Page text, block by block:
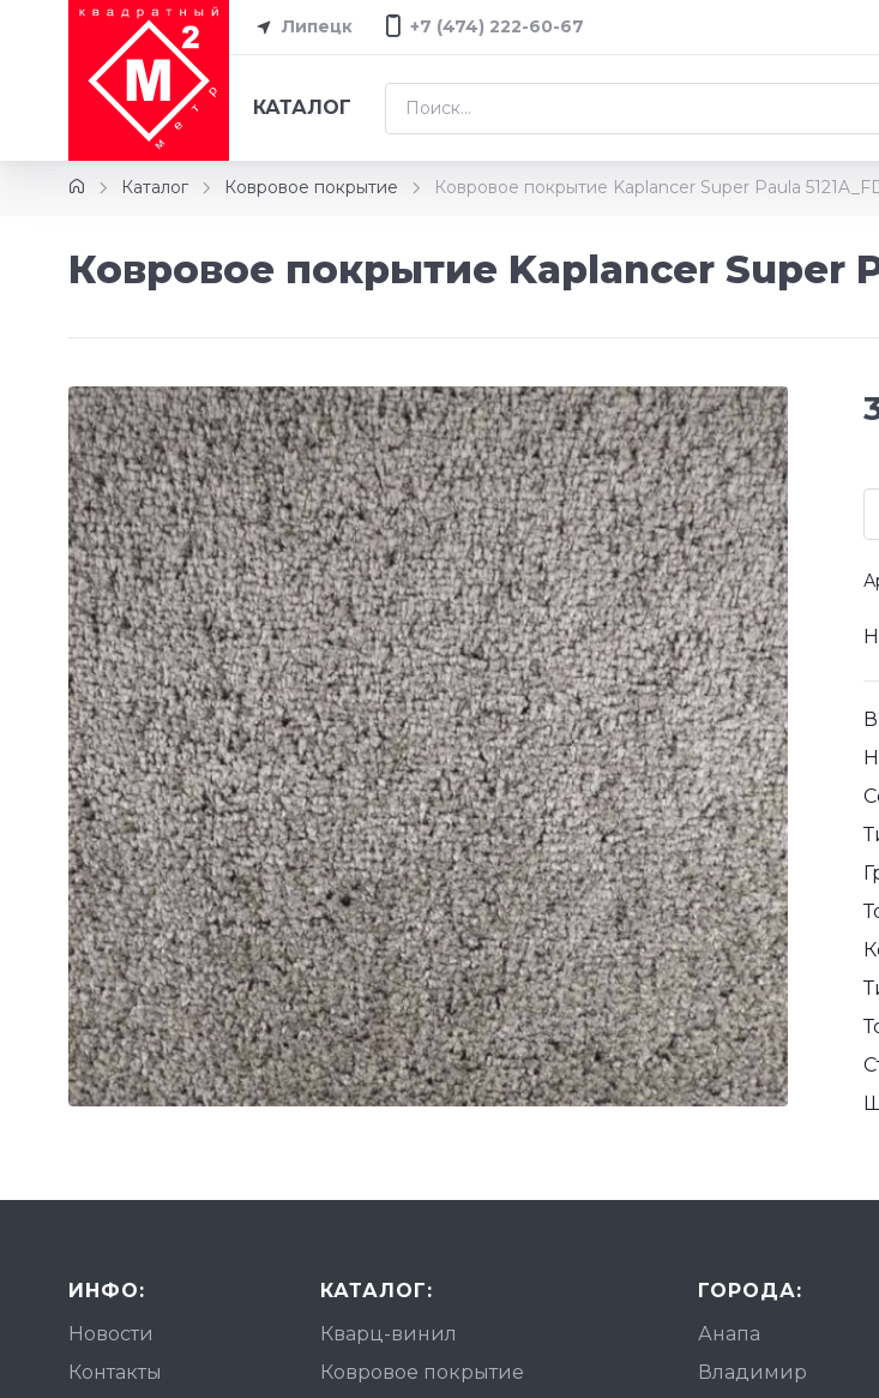
Липецк +7 (474) 222-60-67
КАТАЛОГ
Каталог Ковровое покрытие Ковровое покрытие Kaplancer Super Paula
Ковровое покрытие Kaplancer Super
ИНФО:
Новости
Контакты
КАТАЛОГ:
Кварц-винил
Ковровое покрытие
ГОРОДА:
Анапа
Владимир